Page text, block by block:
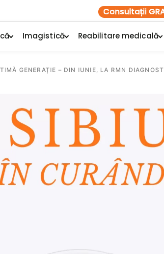
Consultații
Imagistică Reabilitare medicală
GENERAȚIE – DIN IUNIE, LA RMN